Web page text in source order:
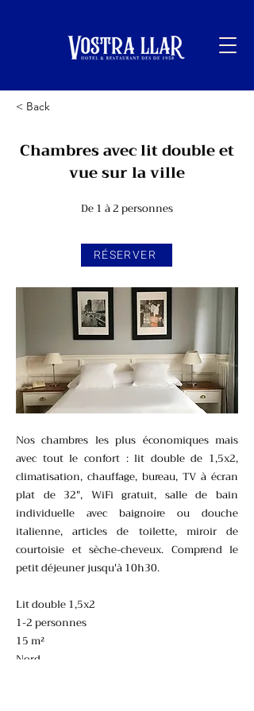
< Back
Chambres avec lit double et
vue sur la ville
De 1 à 2 personnes
RÉSERVER
Nos chambres les plus économiques mais
avec tout le confort : lit double de 1,5x2,
climatisation, chauffage, bureau, TV à écran
plat de 32", WiFi gratuit, salle de bain
individuelle avec baignoire ou douche
italienne, articles de toilette, miroir de
courtoisie et sèche-cheveux. Comprend le
petit déjeuner jusqu'à 10h30.
Lit double 1,5x2
1-2 personnes
15 m²
Nord